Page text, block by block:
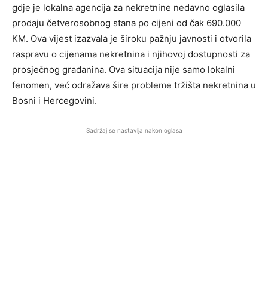
gdje je lokalna agencija za nekretnine nedavno oglasila
prodaju četverosobnog stana po cijeni od čak 690.000
KM. Ova vijest izazvala je široku pažnju javnosti i otvorila
raspravu o cijenama nekretnina i njihovoj dostupnosti za
prosječnog građanina. Ova situacija nije samo lokalni
fenomen, već odražava šire probleme tržišta nekretnina u
Bosni i Hercegovini.
Sadržaj se nastavlja nakon oglasa